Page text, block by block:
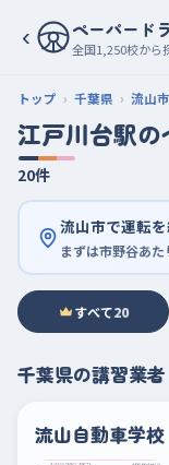
‹ ペーパード
全国1,250校から
トップ 千葉県 流山市
江戸川台駅
20件
流山市で運転
まずは市野谷あ
すべて20
千葉県の講習業者
流山自動車学校